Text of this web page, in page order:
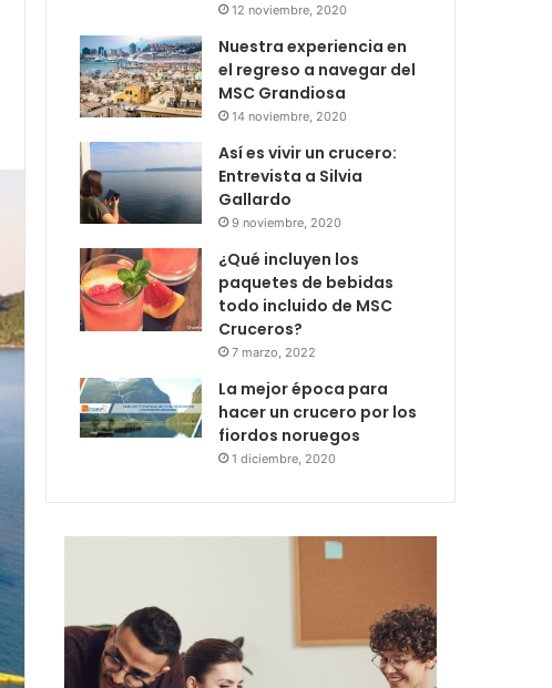
12 noviembre, 2020
Nuestra experiencia en
el regreso a navegar del
MSC Grandiosa
14 noviembre, 2020
Así es vivir un crucero:
Entrevista a Silvia
Gallardo
9 noviembre, 2020
¿Qué incluyen los
paquetes de bebidas
todo incluido de MSC
Cruceros?
7 marzo, 2022
La mejor época para
hacer un crucero por los
fiordos noruegos
1 diciembre, 2020